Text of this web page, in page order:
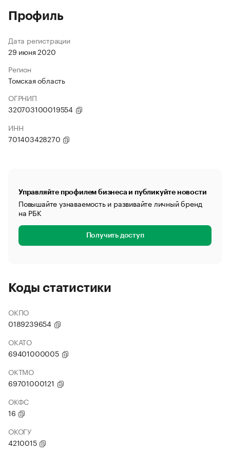
Профиль
Дата регистрации
29 июня 2020
Регион
Томская область
ОГРНИП
320703100019554
ИНН
701403428270
Управляйте профилем бизнеса и публикуйте новости
Повышайте узнаваемость и развивайте личный бренд
на РБК
Получить доступ
Коды статистики
ОКПО
0189239654
ОКАТО
69401000005
ОКТМО
69701000121
ОКФС
16
ОКОГУ
4210015